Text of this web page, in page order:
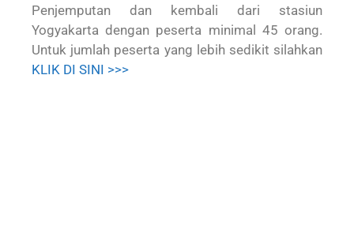
Penjemputan dan kembali dari stasiun
Yogyakarta dengan peserta minimal 45 orang.
Untuk jumlah peserta yang lebih sedikit silahkan
KLIK DI SINI >>>